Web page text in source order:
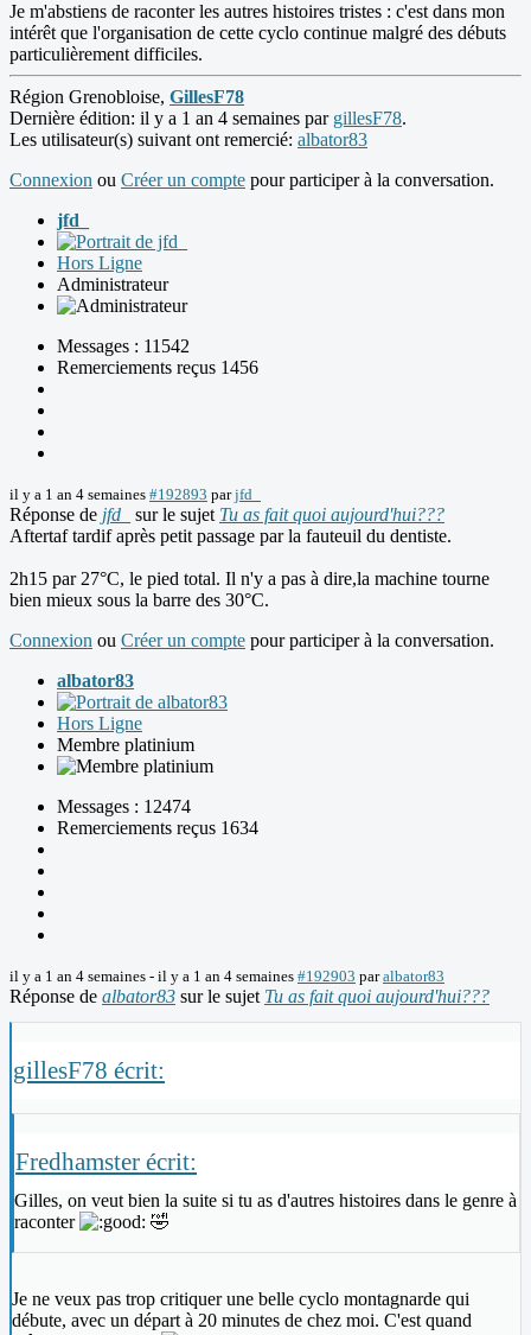
Je m'abstiens de raconter les autres histoires tristes : c'est dans mon
intérêt que l'organisation de cette cyclo continue malgré des débuts
particulièrement difficiles.
Région Grenobloise, GillesF78
Dernière édition: il y a 1 an 4 semaines par gillesF78.
Les utilisateur(s) suivant ont remercié: albator83
Connexion ou Créer un compte pour participer à la conversation.
jfd_
Hors Ligne
Administrateur
Messages : 11542
Remerciements reçus 1456
il y a 1 an 4 semaines #192893 parjfd_
Réponse de jfd_ sur le sujet Tu as fait quoi aujourd'hui???
Aftertaf tardif après petit passage par la fauteuil du dentiste.
2h15 par 27°C, le pied total. Il n'y a pas à dire,la machine tourne
bien mieux sous la barre des 30°C.
Connexion ou Créer un compte pour participer à la conversation.
albator83
Hors Ligne
Membre platinium
Messages : 12474
Remerciements reçus 1634
il y a 1 an 4 semaines - il y a 1 an 4 semaines #192903 paralbator83
Réponse de albator83 sur le sujet Tu as fait quoi aujourd'hui???
gillesF78 écrit:
Fredhamster écrit:
Gilles, on veut bien la suite si tu as d'autres histoires dans le genre à
raconter
🤣️
Je ne veux pas trop critiquer une belle cyclo montagnarde qui
débute, avec un départ à 20 minutes de chez moi. C'est quand